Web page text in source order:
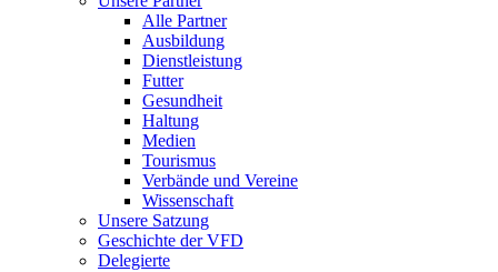
Alle Partner
Ausbildung
Dienstleistung
Futter
Gesundheit
Haltung
Medien
Tourismus
Verbände und Vereine
Wissenschaft
Unsere Satzung
Geschichte der VFD
Delegierte